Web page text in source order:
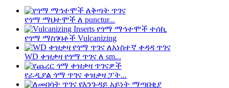
የጎማ ማህተሞች ለ punctur...
የጎማ ማስገባቶች Vulcanizing
WD ቀዝቃዛ የጎማ ጥገና ለ sm...
የራዲያል ጎማ ጥገና ቀዝቃዛ ፓት...